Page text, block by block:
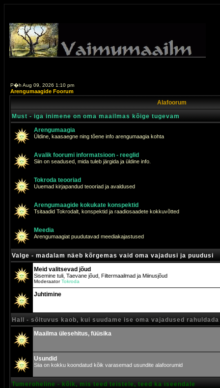
P�h Aug 09, 2026 1:10 pm
Arengumaagide Foorum
Alafoorum
Must - iga inimene on oma maailmas kõige tugevam
Arengumaagia
Üldine, kaasaegne ning tõene info arengumaagia kohta
Avalik foorumi informatsioon - reeglid
Siin on seadused, mida tuleb järgida ja üldine info.
Tokroda teooriad
Uuemad kirjapandud teooriad ja avaldused
Arengumaagide kokukate konspektid
Tsitaadid Tokrodalt, konspektid ja raadiosaadete kokkuvõtted
Meedia
Arengumaagiat puudutavad meediakajastused
Valge - madalam näeb kõrgemas vaid oma vajadusi ja puudusi
Meid valitsevad jõud
Sisemine tuli, Taevane jõud, Filtermaailmad ja Miinusjõud
ModeraatorTokroda
Juhtimine
Hall - sõltuvus kaob, kui suudame ise oma vajadused rahuldada
Maailma ülesehitus, füüsika
Usundid
Siia on kokku koondatud kõik varasemad usundite alafoorumid
Tumeroheline - kõik, mis teed teistele, teed ka iseendale